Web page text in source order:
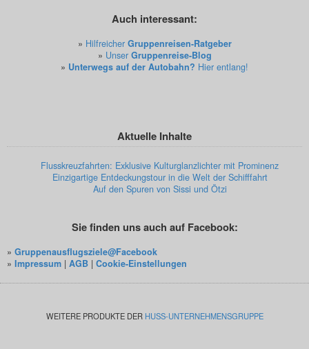
Auch interessant:
» Hilfreicher Gruppenreisen-Ratgeber
» Unser Gruppenreise-Blog
» Unterwegs auf der Autobahn? Hier entlang!
Aktuelle Inhalte
Flusskreuzfahrten: Exklusive Kulturglanzlichter mit Prominenz
Einzigartige Entdeckungstour in die Welt der Schifffahrt
Auf den Spuren von Sissi und Ötzi
Sie finden uns auch auf Facebook:
» Gruppenausflugsziele@Facebook
» Impressum | AGB | Cookie-Einstellungen
WEITERE PRODUKTE DER HUSS-UNTERNEHMENSGRUPPE